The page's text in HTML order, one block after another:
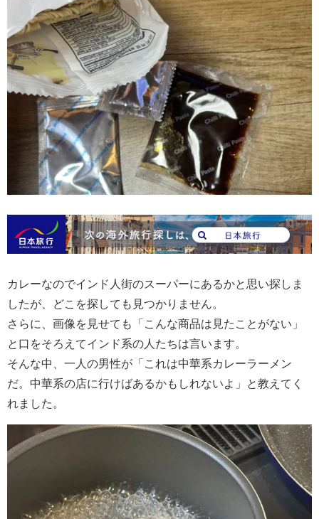
カレーなのでインド人街のスーパーにあるかと思い探しま
したが、どこを探しても見つかりません。
さらに、画像を見せても「こんな商品は見たことがない」
と口をそろえてインド系の人たちは言います。
そんな中、一人の男性が「これは中華系カレーラーメン
だ。中華系の店に行けばあるかもしれないよ」と教えてく
れました。